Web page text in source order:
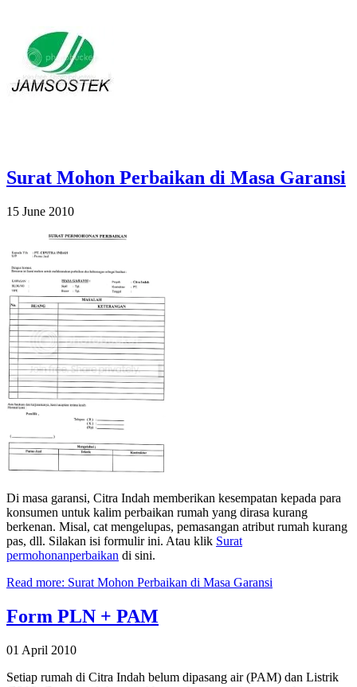
Surat Mohon Perbaikan di Masa Garansi
15 June 2010
Di masa garansi, Citra Indah memberikan kesempatan kepada para
konsumen untuk kalim perbaikan rumah yang dirasa kurang
berkenan. Misal, cat mengelupas, pemasangan atribut rumah kurang
pas, dll. Silakan isi formulir ini. Atau klik Surat
permohonanperbaikan di sini.
Read more: Surat Mohon Perbaikan di Masa Garansi
Form PLN + PAM
01 April 2010
Setiap rumah di Citra Indah belum dipasang air (PAM) dan Listrik